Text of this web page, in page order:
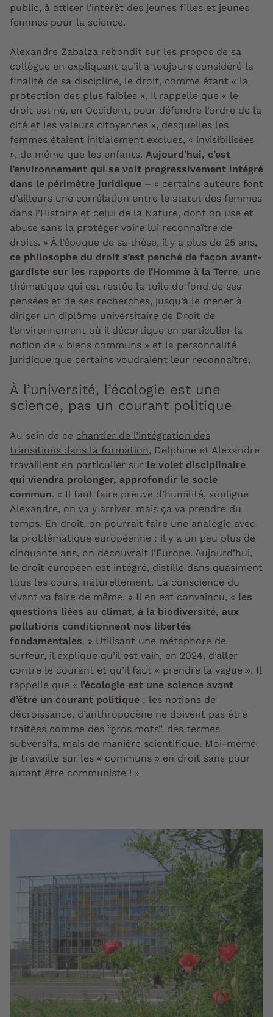
public, à attiser l’intérêt des jeunes filles et jeunes
femmes pour la science.
Alexandre Zabalza rebondit sur les propos de sa
collègue en expliquant qu’il a toujours considéré la
finalité de sa discipline, le droit, comme étant « la
protection des plus faibles ». Il rappelle que « le
droit est né, en Occident, pour défendre l’ordre de la
cité et les valeurs citoyennes », desquelles les
femmes étaient initialement exclues, « invisibilisées
», de même que les enfants. Aujourd’hui, c’est
l’environnement qui se voit progressivement intégré
dans le périmètre juridique – « certains auteurs font
d’ailleurs une corrélation entre le statut des femmes
dans l’Histoire et celui de la Nature, dont on use et
abuse sans la protéger voire lui reconnaître de
droits. » À l’époque de sa thèse, il y a plus de 25 ans,
ce philosophe du droit s’est penché de façon avant-
gardiste sur les rapports de l’Homme à la Terre, une
thématique qui est restée la toile de fond de ses
pensées et de ses recherches, jusqu’à le mener à
diriger un diplôme universitaire de Droit de
l’environnement où il décortique en particulier la
notion de « biens communs » et la personnalité
juridique que certains voudraient leur reconnaître.
À l’université, l’écologie est une
science, pas un courant politique
Au sein de ce chantier de l’intégration des
transitions dans la formation, Delphine et Alexandre
travaillent en particulier sur le volet disciplinaire
qui viendra prolonger, approfondir le socle
commun. « Il faut faire preuve d’humilité, souligne
Alexandre, on va y arriver, mais ça va prendre du
temps. En droit, on pourrait faire une analogie avec
la problématique européenne : il y a un peu plus de
cinquante ans, on découvrait l’Europe. Aujourd’hui,
le droit européen est intégré, distillé dans quasiment
tous les cours, naturellement. La conscience du
vivant va faire de même. » Il en est convaincu, « les
questions liées au climat, à la biodiversité, aux
pollutions conditionnent nos libertés
fondamentales. » Utilisant une métaphore de
surfeur, il explique qu’il est vain, en 2024, d’aller
contre le courant et qu’il faut « prendre la vague ». Il
rappelle que « l’écologie est une science avant
d’être un courant politique ; les notions de
décroissance, d’anthropocène ne doivent pas être
traitées comme des “gros mots”, des termes
subversifs, mais de manière scientifique. Moi-même
je travaille sur les « communs » en droit sans pour
autant être communiste ! »